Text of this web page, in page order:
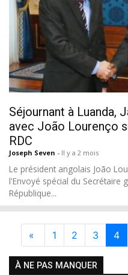
Séjournant à Luanda,
avec João Lourenço
RDC
Joseph Seven - Il y a 2 mois
Le président angolais João
l'Envoyé spécial du Secrétaire
République...
« 1 2 3 4
À NE PAS MANQUER